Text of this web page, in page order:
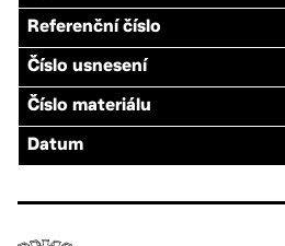
Referenční číslo
Číslo usnesení
Číslo materiálu
Datum